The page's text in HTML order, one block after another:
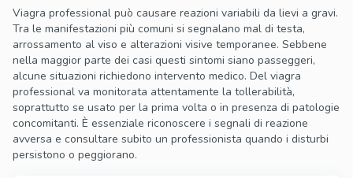
Viagra professional può causare reazioni variabili da lievi a gravi.
Tra le manifestazioni più comuni si segnalano mal di testa,
arrossamento al viso e alterazioni visive temporanee. Sebbene
nella maggior parte dei casi questi sintomi siano passeggeri,
alcune situazioni richiedono intervento medico. Del viagra
professional va monitorata attentamente la tollerabilità,
soprattutto se usato per la prima volta o in presenza di patologie
concomitanti. È essenziale riconoscere i segnali di reazione
avversa e consultare subito un professionista quando i disturbi
persistono o peggiorano.